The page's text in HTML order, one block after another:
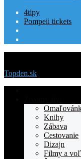
4tipy
Pompeii tickets
Topden.sk
TOPden.sk
Knihy
Zábava
Cestovanie
Dizajn
Filmy a